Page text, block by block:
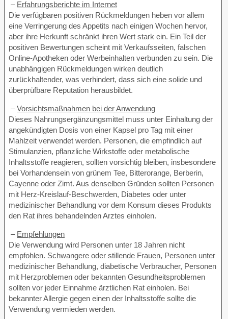
– Erfahrungsberichte im Internet
Die verfügbaren positiven Rückmeldungen heben vor allem
eine Verringerung des Appetits nach einigen Wochen hervor,
aber ihre Herkunft schränkt ihren Wert stark ein. Ein Teil der
positiven Bewertungen scheint mit Verkaufsseiten, falschen
Online-Apotheken oder Werbeinhalten verbunden zu sein. Die
unabhängigen Rückmeldungen wirken deutlich
zurückhaltender, was verhindert, dass sich eine solide und
überprüfbare Reputation herausbildet.
–Vorsichtsmaßnahmen bei der Anwendung
Dieses Nahrungsergänzungsmittel muss unter Einhaltung der
angekündigten Dosis von einer Kapsel pro Tag mit einer
Mahlzeit verwendet werden. Personen, die empfindlich auf
Stimulanzien, pflanzliche Wirkstoffe oder metabolische
Inhaltsstoffe reagieren, sollten vorsichtig bleiben, insbesondere
bei Vorhandensein von grünem Tee, Bitterorange, Berberin,
Cayenne oder Zimt. Aus denselben Gründen sollten Personen
mit Herz-Kreislauf-Beschwerden, Diabetes oder unter
medizinischer Behandlung vor dem Konsum dieses Produkts
den Rat ihres behandelnden Arztes einholen.
– Empfehlungen
Die Verwendung wird Personen unter 18 Jahren nicht
empfohlen. Schwangere oder stillende Frauen, Personen unter
medizinischer Behandlung, diabetische Verbraucher, Personen
mit Herzproblemen oder bekannten Gesundheitsproblemen
sollten vor jeder Einnahme ärztlichen Rat einholen. Bei
bekannter Allergie gegen einen der Inhaltsstoffe sollte die
Verwendung vermieden werden.